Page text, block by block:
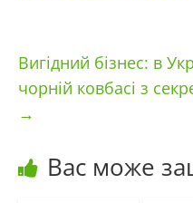
Вигідний бізнес: в
чорній ковбасі з
→
Вас може